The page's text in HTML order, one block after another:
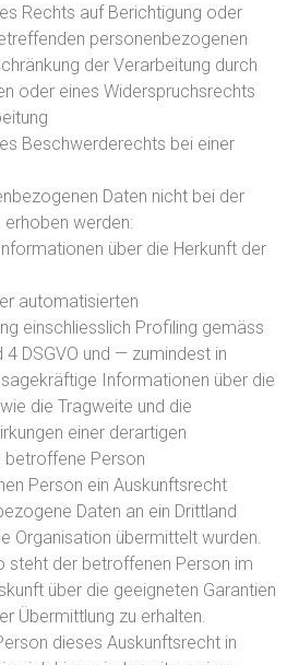
Rechts auf Berichtigung oder
personenbezogenen
der Verarbeitung durch
oder eines Widerspruchsrechts
Beschwerderechts bei einer
Daten nicht bei der
werden:
über die Herkunft der
automatisierten
einschliesslich Profiling gemäss
DSGVO und — zumindest in
Informationen über die
die Tragweite und die
einer derartigen
betroffene Person
Person ein Auskunftsrecht
Daten an ein Drittland
Organisation übermittelt wurden.
steht der betroffenen Person im
über die geeigneten Garantien
Übermittlung zu erhalten.
dieses Auskunftsrecht in